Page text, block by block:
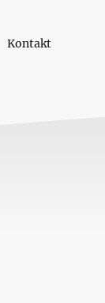
Kontakt